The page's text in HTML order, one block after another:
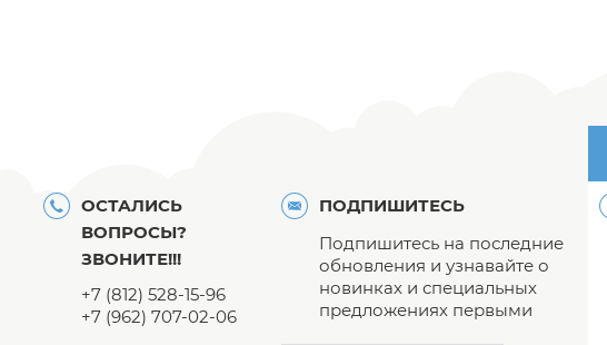
ОСТАЛИСЬ
ВОПРОСЫ?
ЗВОНИТЕ!!!
+7 (812) 528-15-96
+7 (962) 707-02-06
ПОДПИШИТЕСЬ
Подпишитесь на последние
обновления и узнавайте о
новинках и специальных
предложениях первыми